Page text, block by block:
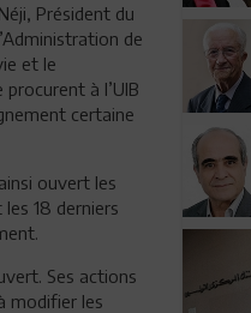
Président du
de
et le
à l’UIB
certaine
ouvert les
18 derniers
Ses actions
modifier les